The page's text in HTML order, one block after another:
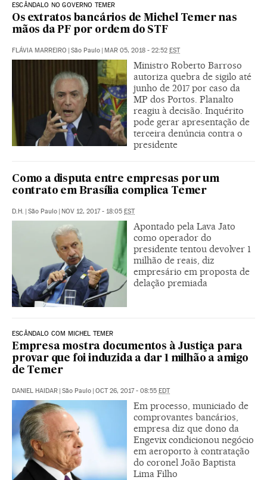
ESCÂNDALO NO GOVERNO TEMER
Os extratos bancários de Michel Temer nas
mãos da PF por ordem do STF
FLÁVIA MARREIRO | São Paulo | MAR 05, 2018 - 22:52 EST
Ministro Roberto Barroso
autoriza quebra de sigilo até
junho de 2017 por caso da
MP dos Portos. Planalto
reagiu à decisão. Inquérito
pode gerar apresentação de
terceira denúncia contra o
presidente
Como a disputa entre empresas por um
contrato em Brasília complica Temer
D.H. | São Paulo | NOV 12, 2017 - 18:05 EST
Apontado pela Lava Jato
como operador do
presidente tentou devolver 1
milhão de reais, diz
empresário em proposta de
delação premiada
ESCÂNDALO COM MICHEL TEMER
Empresa mostra documentos à Justiça para
provar que foi induzida a dar 1 milhão a amigo
de Temer
DANIEL HAIDAR | São Paulo | OCT 26, 2017 - 08:55 EDT
Em processo, municiado de
comprovantes bancários,
empresa diz que dono da
Engevix condicionou negócio
em aeroporto à contratação
do coronel João Baptista
Lima Filho